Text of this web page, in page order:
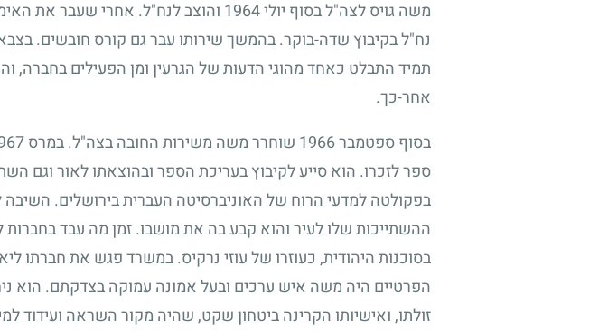
משה גויס לצה"ל בסוף יולי1964 והוצב לנח"ל. אחרי שעבר את
נח"ל בקיבוץ שדה-בוקר. בהמשך שירותו עבר גם קורס חובשים.
תמיד התבלט כאחד מהוגי הדעות של הגרעין ומן הפעילים בחברה,
אחר-כך.
בסוף ספטמבר1966 שוחרר משה משירות החובה בצה"ל. במרס
ספר לזכרו. הוא סייע לקיבוץ בעריכת הספר ובהוצאתו לאור וגם
בפקולטה למדעי הרוח של האוניברסיטה העברית בירושלים.
ההשתייכות שלו לעיר והוא קבע בה את מושבו. זמן מה עבד
בסוכנות היהודית, כעוזרו של עוזי נרקיס. במשרד פגש את חברתו
הפרטיים היה משה איש ערכים ובעל אמונה עמוקה בצדקתם. הוא
זולתו, ואישיותו הקרינה ביטחון שקט, שהיה מקור השראה ועידוד